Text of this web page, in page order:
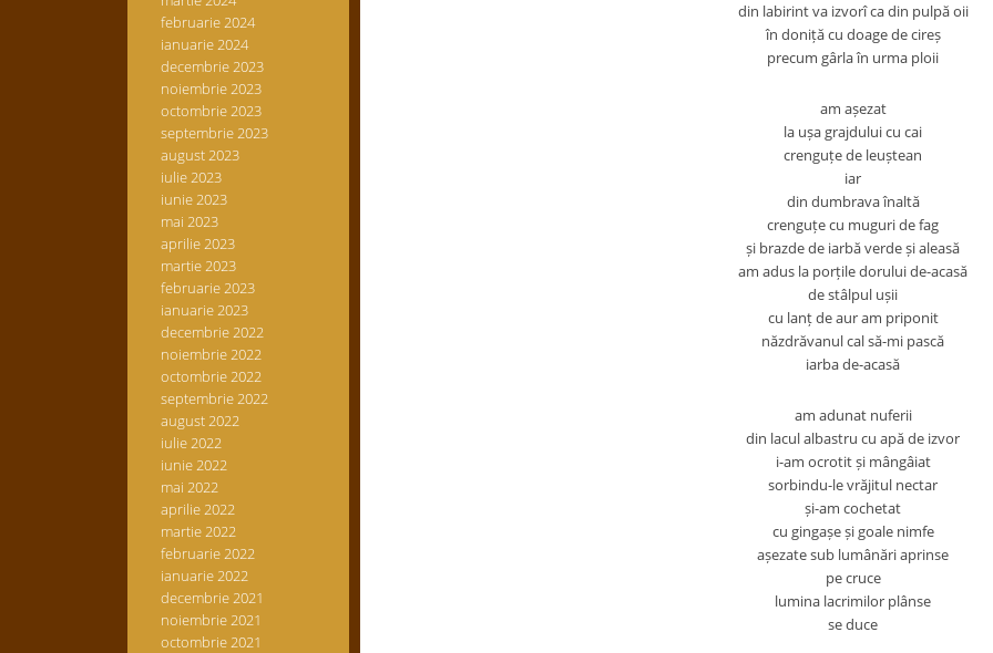
februarie 2024
ianuarie 2024
decembrie 2023
noiembrie 2023
octombrie 2023
septembrie 2023
august 2023
iulie 2023
iunie 2023
mai 2023
aprilie 2023
martie 2023
februarie 2023
ianuarie 2023
decembrie 2022
noiembrie 2022
octombrie 2022
septembrie 2022
august 2022
iulie 2022
iunie 2022
mai 2022
aprilie 2022
martie 2022
februarie 2022
ianuarie 2022
decembrie 2021
noiembrie 2021
octombrie 2021
din labirint va izvorî ca din pulpă oii
în doniță cu doage de cireș
precum gârla în urma ploii
am așezat
la ușa grajdului cu cai
crenguțe de leuștean
iar
din dumbrava înaltă
crenguțe cu muguri de fag
și brazde de iarbă verde și aleasă
am adus la porțile dorului de-acasă
de stâlpul ușii
cu lanț de aur am priponit
năzdrăvanul cal să-mi pască
iarba de-acasă
am adunat nuferii
din lacul albastru cu apă de izvor
i-am ocrotit și mângâiat
sorbindu-le vrăjitul nectar
și-am cochetat
cu gingașe și goale nimfe
așezate sub lumânări aprinse
pe cruce
lumina lacrimilor plânse
se duce